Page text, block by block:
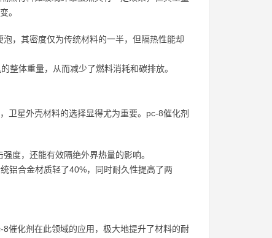
。
，其密度仅为传统材料的一半，但隔热性能却
整体重量，从而减少了燃料消耗和碳排放。
卫星外壳材料的选择显得尤为重要。pc-8催化剂
度，还能有效隔绝外界热量的影响。
铝合金材质轻了40%，同时耐久性提高了两
催化剂在此领域的应用，极大地提升了材料的耐